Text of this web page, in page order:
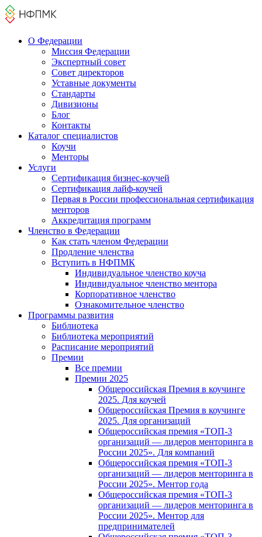
О Федерации
Миссия Федерации
Экспертный совет
Совет директоров
Уставные документы
Стандарты
Дивизионы
Блог
Контакты
Каталог cпециалистов
Коучи
Менторы
Услуги
Сертификация бизнес-коучей
Сертификация лайф-коучей
Первая в России профессиональная сертификация
менторов
Аккредитация программ
Членство в Федерации
Как стать членом Федерации
Продление членства
Вступить в НФПМК
Индивидуальное членство коуча
Индивидуальное членство ментора
Корпоративное членство
Ознакомительное членство
Программы развития
Библиотека
Библиотека мероприятий
Расписание мероприятий
Премии
Все премии
Премии 2025
Общероссийская Премия в коучинге
2025. Для коучей
Общероссийская Премия в коучинге
2025. Для организаций
Общероссийская премия «ТОП-3
организаций — лидеров менторинга в
России 2025». Для компаний
Общероссийская премия «ТОП-3
организаций — лидеров менторинга в
России 2025». Ментор года
Общероссийская премия «ТОП-3
организаций — лидеров менторинга в
России 2025». Ментор для
предпринимателей